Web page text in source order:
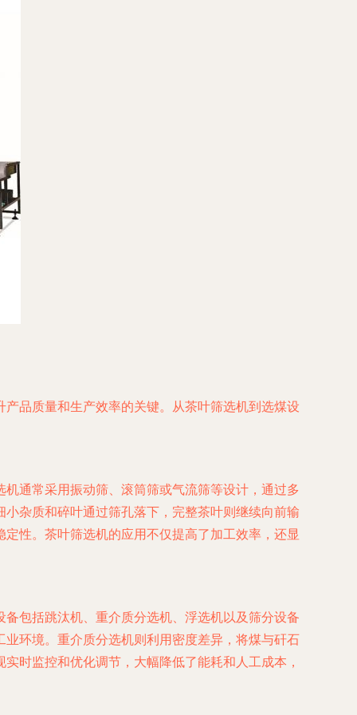
品质量和生产效率的关键。从茶叶筛选机到选煤设
通常采用振动筛、滚筒筛或气流筛等设计，通过多
杂质和碎叶通过筛孔落下，完整茶叶则继续向前输
性。茶叶筛选机的应用不仅提高了加工效率，还显
包括跳汰机、重介质分选机、浮选机以及筛分设备
环境。重介质分选机则利用密度差异，将煤与矸石
时监控和优化调节，大幅降低了能耗和人工成本，